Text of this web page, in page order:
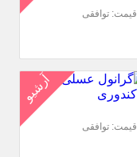
قیمت: توافقی
آرشیو
قیمت: توافقی